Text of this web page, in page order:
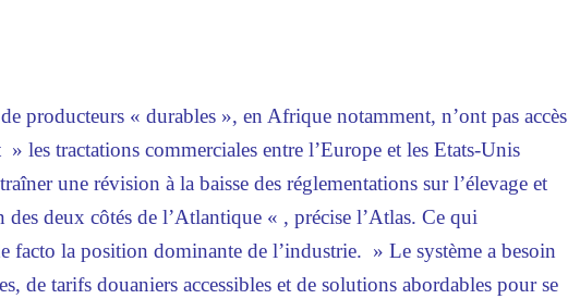
producteurs « durables », en Afrique notamment, n’ont pas accès
» les tractations commerciales entre l’Europe et les Etats-Unis
une révision à la baisse des réglementations sur l’élevage et
des deux côtés de l’Atlantique « , précise l’Atlas. Ce qui
facto la position dominante de l’industrie. » Le système a besoin
de tarifs douaniers accessibles et de solutions abordables pour se